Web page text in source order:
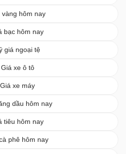
vàng hôm nay
bạc hôm nay
giá ngoại tệ
Giá xe ô tô
Giá xe máy
dầu hôm nay
tiêu hôm nay
phê hôm nay